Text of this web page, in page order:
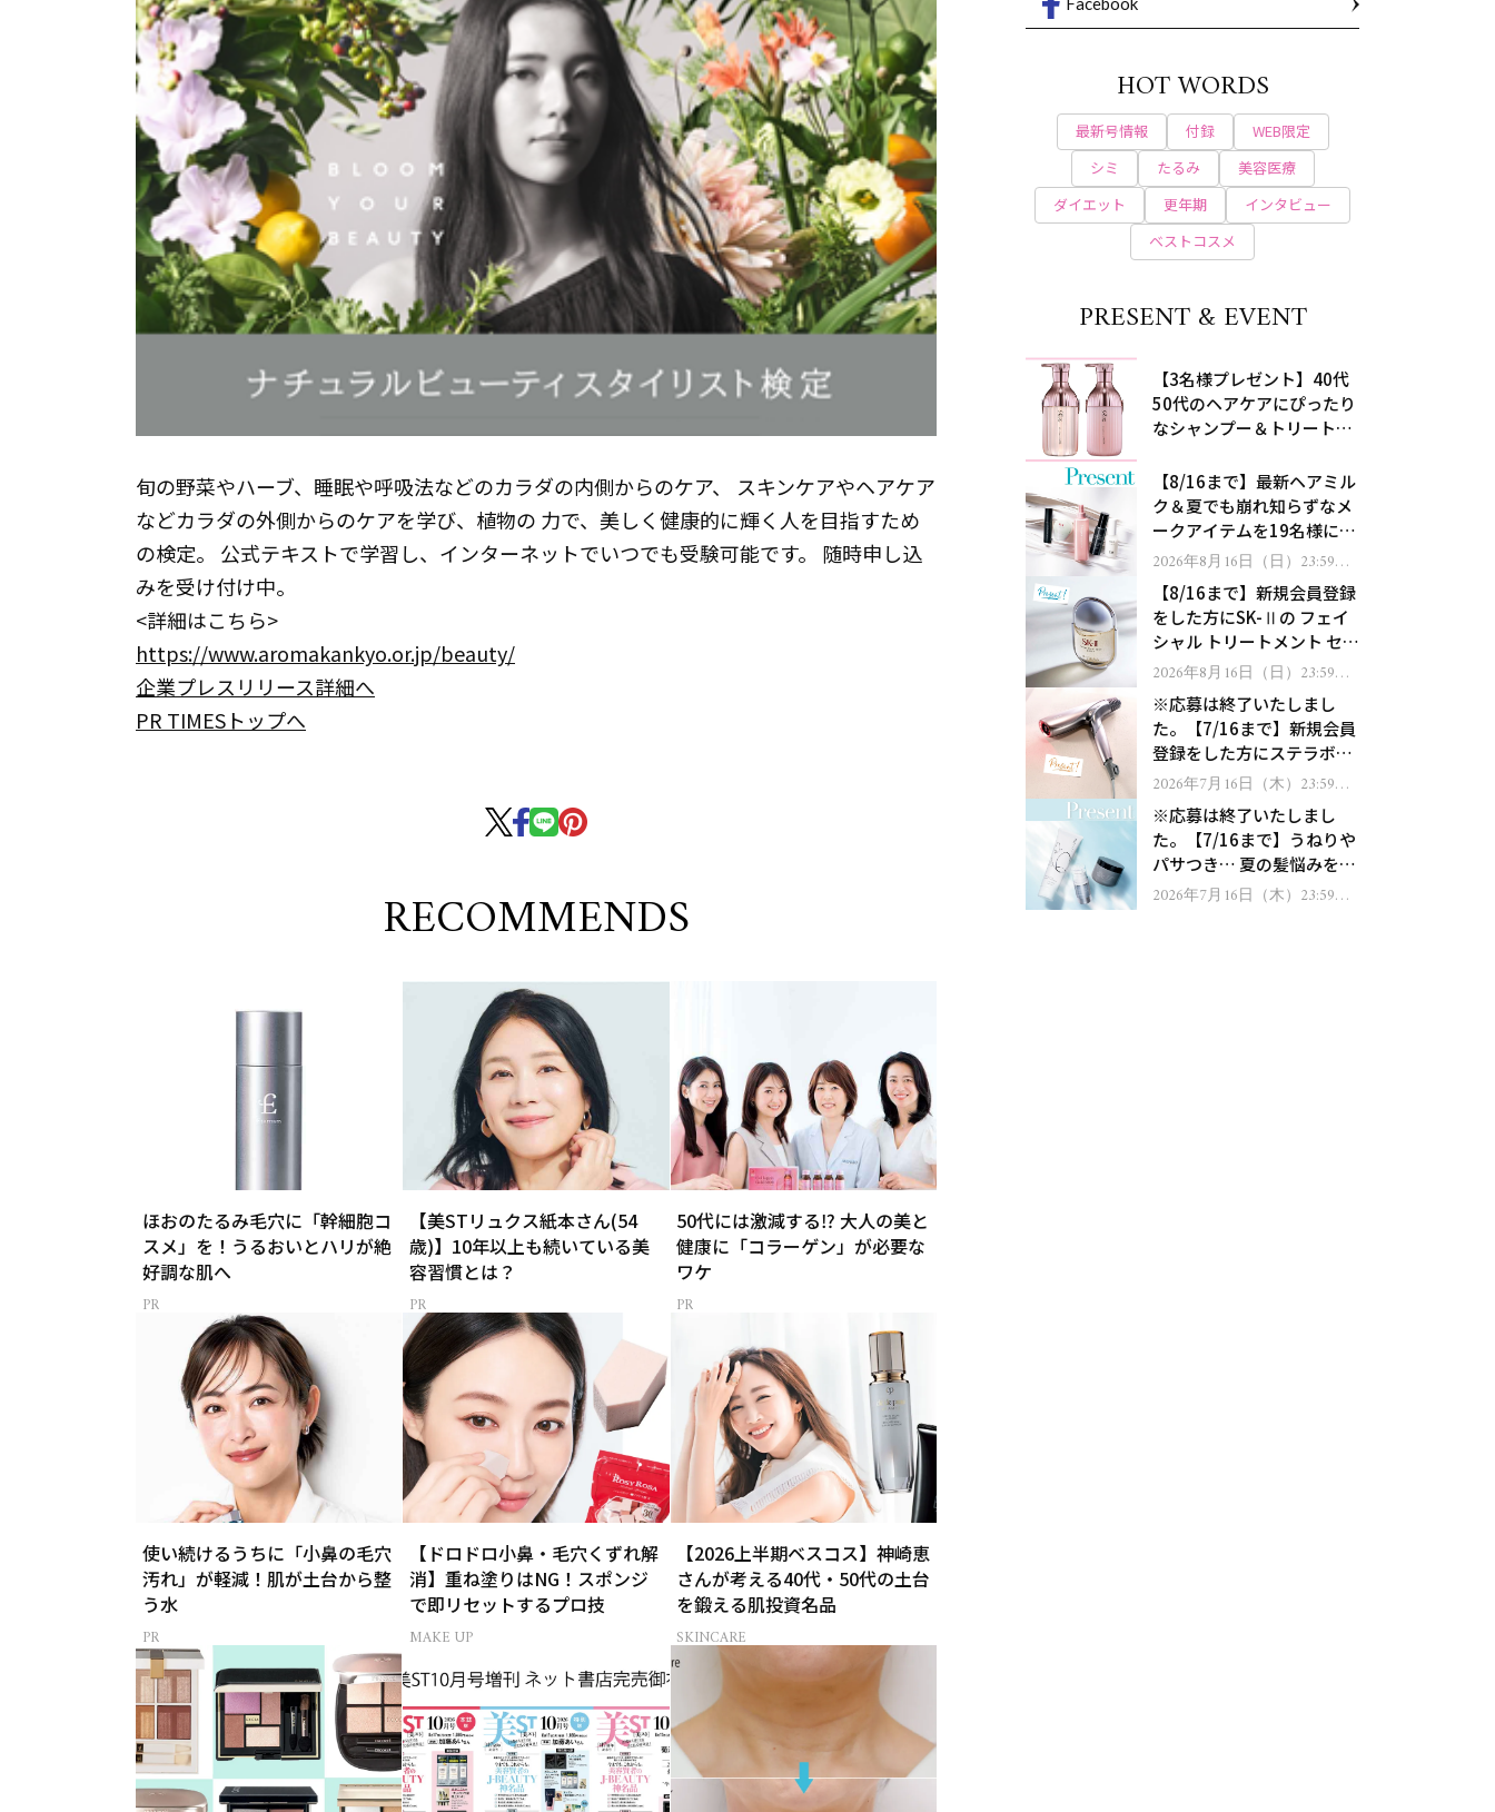
旬の野菜やハーブ、睡眠や呼吸法などのカラダの内側からのケア、 スキンケアやヘアケア
などカラダの外側からのケアを学び、植物の 力で、美しく健康的に輝く人を目指すため
の検定。 公式テキストで学習し、インターネットでいつでも受験可能です。 随時申し込
みを受け付け中。
<詳細はこちら>
https://www.aromakankyo.or.jp/beauty/
企業プレスリリース詳細へ
PR TIMESトップへ
RECOMMENDS
ほおのたるみ毛穴に「幹細胞コ
スメ」を！うるおいとハリが絶
好調な肌へ
【美STリュクス紙本さん(54
歳)】10年以上も続いている美
容習慣とは？
50代には激減する⁉ 大人の美と
健康に「コラーゲン」が必要な
ワケ
使い続けるうちに「小鼻の毛穴
汚れ」が軽減！肌が土台から整
う水
【ドロドロ小鼻・毛穴くずれ解
消】重ね塗りはNG！スポンジ
で即リセットするプロ技
MAKE UP
【2026上半期ベスコス】神崎恵
さんが考える40代・50代の土台
を鍛える肌投資名品
SKINCARE
HOT WORDS
最新号情報 付録
WEB限定
シミ
たるみ
美容医療
ダイエット
更年期
インタビュー
ベストコスメ
PRESENT & EVENT
【3名様プレゼント】40代
50代のヘアケアにぴったり
なシャンプー＆トリートメ
処！
【8/16まで】最新ヘアミル
ク＆夏でも崩れ知らずなメ
ークアイテムを19名様にプ
レゼント！
2026年8月16日（日）23:59ま
で【8/16まで】新規会員登録
をした方にSK-Ⅱの フェイ
シャル トリートメント セラ
ムをプレゼント！
2026年8月16日（日）23:59ま
※応募は終了いたしまし
た。【7/16まで】新規会員
登録をした方にステラボー
テのシャインリバース ヘア
ゼント！
2026年7月16日（木）23:59ま
※応募は終了いたしまし
た。【7/16まで】うねりや
パサつき… 夏の髪悩みを解
消するヘアケアアイテムを
2026年7月16日（木）23:59ま